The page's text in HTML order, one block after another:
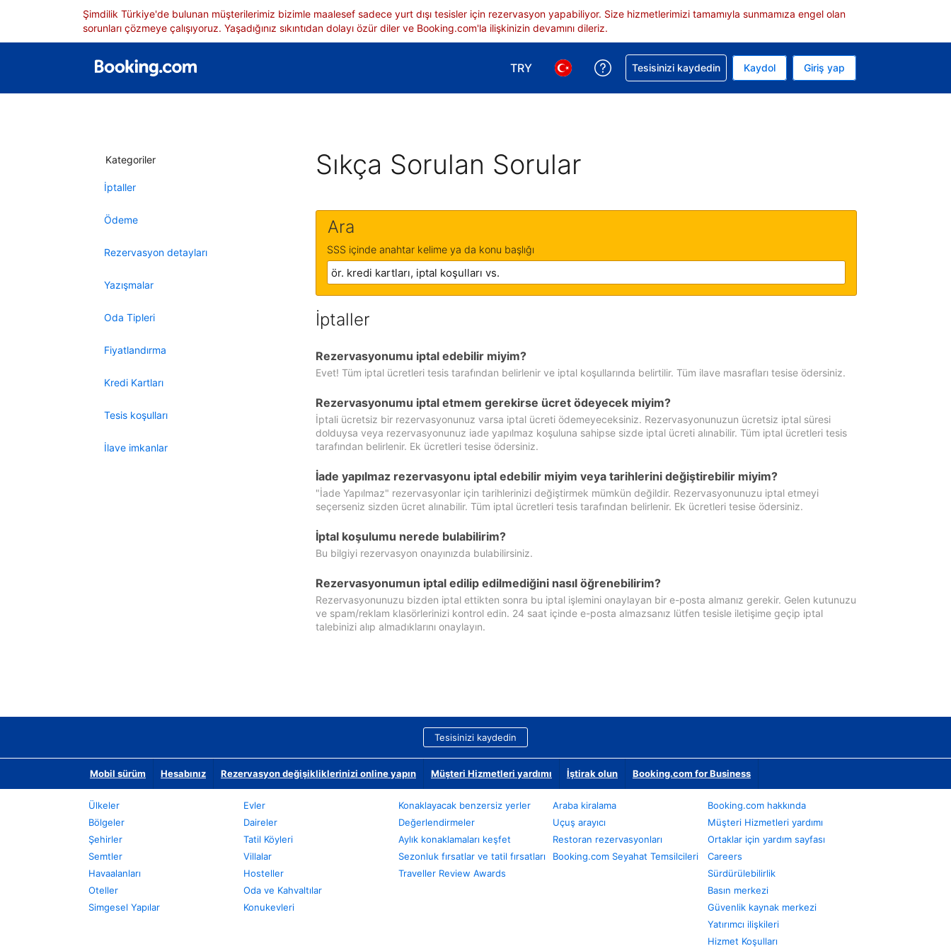
Şimdilik Türkiye'de bulunan müşterilerimiz bizimle maalesef sadece yurt dışı tesisler için rezervasyon yapabiliyor. Size hizmetlerimizi tamamıyla sunmamıza engel olan
sorunları çözmeye çalışıyoruz. Yaşadığınız sıkıntıdan dolayı özür diler ve Booking.com'la ilişkinizin devamını dileriz.
TRY
Para birimi seçimi yap. Mevcut para biriminiz Türk lirası
Dil seçimi yap. Mevcut diliniz Türkçe
Rezervasyonunuzla ilgili yardım alın
Tesisinizi kaydedin Kaydol Giriş yap
Kategoriler
İptaller
Ödeme
Rezervasyon detayları
Yazışmalar
Oda Tipleri
Fiyatlandırma
Kredi Kartları
Tesis koşulları
İlave imkanlar
Sıkça Sorulan Sorular
Ara
SSS içinde anahtar kelime ya da konu başlığı
İptaller
Rezervasyonumu iptal edebilir miyim?
Evet! Tüm iptal ücretleri tesis tarafından belirlenir ve iptal koşullarında belirtilir. Tüm ilave masrafları tesise ödersiniz.
Rezervasyonumu iptal etmem gerekirse ücret ödeyecek miyim?
İptali ücretsiz bir rezervasyonunuz varsa iptal ücreti ödemeyeceksiniz. Rezervasyonunuzun ücretsiz iptal süresi
dolduysa veya rezervasyonunuz iade yapılmaz koşuluna sahipse sizde iptal ücreti alınabilir. Tüm iptal ücretleri tesis
tarafından belirlenir. Ek ücretleri tesise ödersiniz.
İade yapılmaz rezervasyonu iptal edebilir miyim veya tarihlerini değiştirebilir miyim?
"İade Yapılmaz" rezervasyonlar için tarihlerinizi değiştirmek mümkün değildir. Rezervasyonunuzu iptal etmeyi
seçerseniz sizden ücret alınabilir. Tüm iptal ücretleri tesis tarafından belirlenir. Ek ücretleri tesise ödersiniz.
İptal koşulumu nerede bulabilirim?
Bu bilgiyi rezervasyon onayınızda bulabilirsiniz.
Rezervasyonumun iptal edilip edilmediğini nasıl öğrenebilirim?
Rezervasyonunuzu bizden iptal ettikten sonra bu iptal işlemini onaylayan bir e-posta almanız gerekir. Gelen kutunuzu
ve spam/reklam klasörlerinizi kontrol edin. 24 saat içinde e-posta almazsanız lütfen tesisle iletişime geçip iptal
talebinizi alıp almadıklarını onaylayın.
Tesisinizi kaydedin
Mobil sürüm Hesabınız Rezervasyon değişikliklerinizi online yapın Müşteri Hizmetleri yardımı İştirak olun Booking.com for Business
Ülkeler
Bölgeler
Şehirler
Semtler
Havaalanları
Oteller
Simgesel Yapılar
Evler
Daireler
Tatil Köyleri
Villalar
Hosteller
Oda ve Kahvaltılar
Konukevleri
Konaklayacak benzersiz yerler
Değerlendirmeler
Aylık konaklamaları keşfet
Sezonluk fırsatlar ve tatil fırsatları
Traveller Review Awards
Araba kiralama
Uçuş arayıcı
Restoran rezervasyonları
Booking.com Seyahat Temsilcileri
Booking.com hakkında
Müşteri Hizmetleri yardımı
Ortaklar için yardım sayfası
Careers
Sürdürülebilirlik
Basın merkezi
Güvenlik kaynak merkezi
Yatırımcı ilişkileri
Hizmet Koşulları